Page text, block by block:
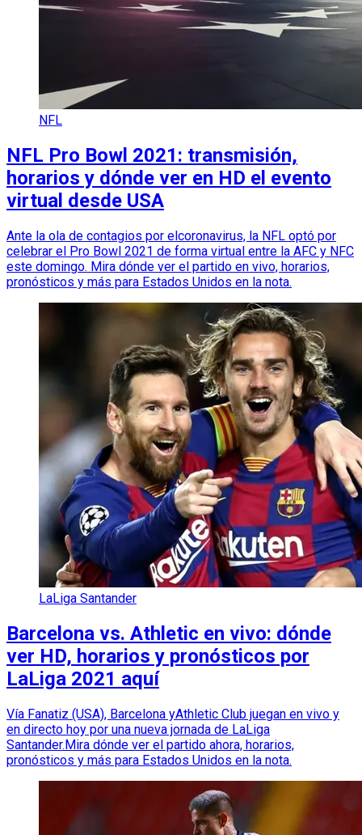
NFL
NFL Pro Bowl 2021: transmisión,
horarios y dónde ver en HD el evento
virtual desde USA
Ante la ola de contagios por elcoronavirus, la NFL optó por
celebrar el Pro Bowl 2021 de forma virtual entre la AFC y NFC
este domingo. Mira dónde ver el partido en vivo, horarios,
pronósticos y más para Estados Unidos en la nota.
LaLiga Santander
Barcelona vs. Athletic en vivo: dónde
ver HD, horarios y pronósticos por
LaLiga 2021 aquí
Vía Fanatiz (USA), Barcelona yAthletic Club juegan en vivo y
en directo hoy por una nueva jornada de LaLiga
Santander.Mira dónde ver el partido ahora, horarios,
pronósticos y más para Estados Unidos en la nota.